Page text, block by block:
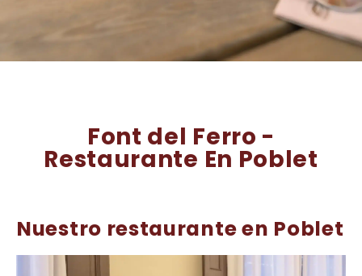
Font del Ferro -
Restaurante En Poblet
Nuestro restaurante en Poblet